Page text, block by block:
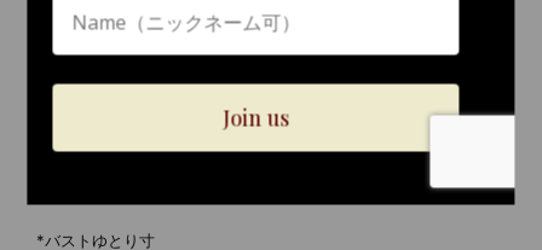
(バスト)のヌード寸をお測りいただき下記(ゆとり寸)を参考になさ
(仕上がり寸（商品サイズ）－ヌード寸（体のサイズ）＝着用時の
*バストゆとり寸